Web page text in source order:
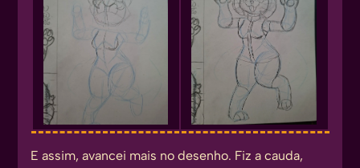
E assim, avancei mais no desenho. Fiz a cauda,